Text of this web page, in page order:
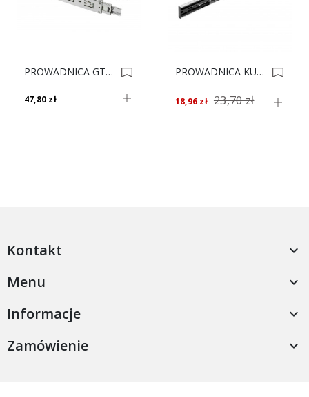
PROWADNICA GTV KULKOWA DOMYK L-600 PKS *** 0004368
47,80 zł
PROWADNICA KULKOWA TIP-ON SHOP-LINE L- 450mm 0016289
18,96 zł 23,70 zł
Kontakt 
Menu 
Informacje 
Zamówienie 